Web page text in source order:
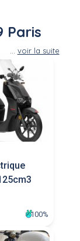
Paris
voir la suite
100%